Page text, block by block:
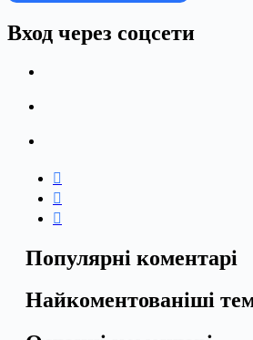
Вход через соцсети
Популярні коментарі
Найкоментованіші